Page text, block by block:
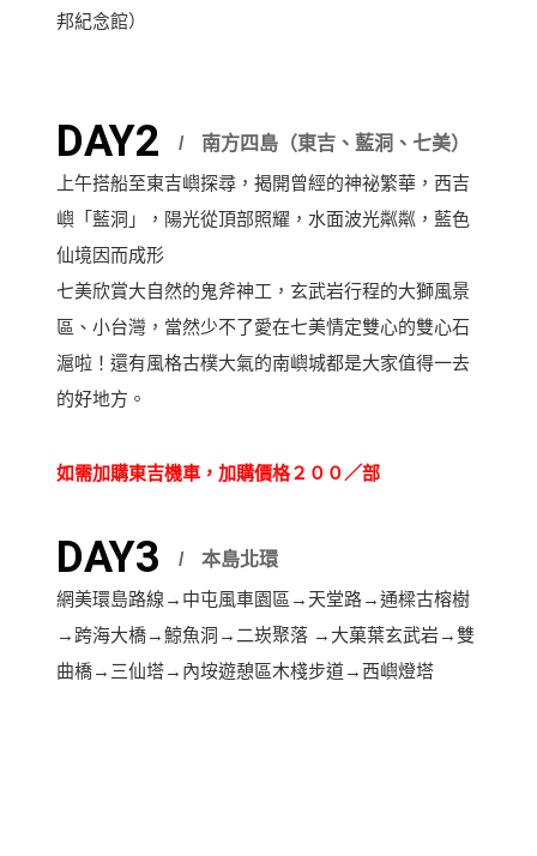
邦紀念館）
DAY2
南方四島（東吉、藍洞、七美）
上午搭船至東吉嶼探尋，揭開曾經的神祕繁華，西吉
嶼「藍洞」，陽光從頂部照耀，水面波光粼粼，藍色
仙境因而成形
七美欣賞大自然的鬼斧神工，玄武岩行程的大獅風景
區、小台灣，當然少不了愛在七美情定雙心的雙心石
滬啦！還有風格古樸大氣的南嶼城都是大家值得一去
的好地方。
如需加購東吉機車，加購價格２００／部
DAY3
本島北環
網美環島路線→中屯風車園區→天堂路→通樑古榕樹
→跨海大橋→鯨魚洞→二崁聚落 →大菓葉玄武岩→雙
曲橋→三仙塔→內垵遊憩區木棧步道→西嶼燈塔